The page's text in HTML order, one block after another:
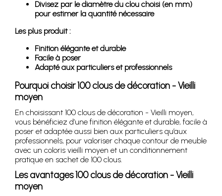
Divisez par le diamètre du clou choisi (en mm)
pour estimer la quantité nécessaire
Les plus produit :
Finition élégante et durable
Facile à poser
Adapté aux particuliers et professionnels
Pourquoi choisir 100 clous de décoration - Vieilli
moyen
En choisissant 100 clous de décoration - Vieilli moyen,
vous bénéficiez d’une finition élégante et durable, facile à
poser et adaptée aussi bien aux particuliers qu’aux
professionnels, pour valoriser chaque contour de meuble
avec un coloris vieilli moyen et un conditionnement
pratique en sachet de 100 clous.
Les avantages 100 clous de décoration - Vieilli
moyen